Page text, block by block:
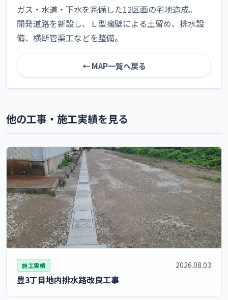
ガス・水道・下水を完備した12区画の宅地造成。
開発道路を新設し、Ｌ型擁壁による土留め、排水設
備、横断管渠工などを整備。
← MAP一覧へ戻る
他の工事・施工実績を見る
施工実績 2026.08.03
豊3丁目地内排水路改良工事